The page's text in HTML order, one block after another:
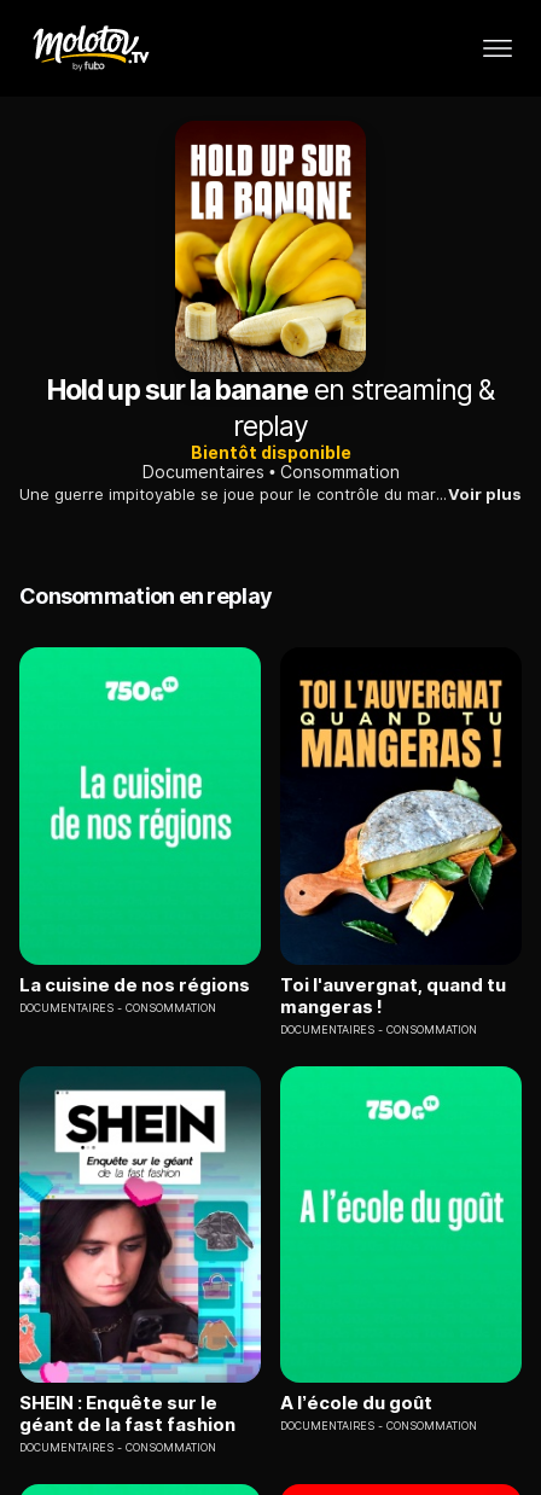
Hold up sur la bananeen streaming &
replay
Bientôt disponible
Documentaires
Consommation
Une guerre impitoyable se joue pour le contrôle du marché de la banane, un fruit tropical sain, très populaire et qui rapporte des milliards.Voir plus
Consommation en replay
La cuisine de nos régions
DOCUMENTAIRES CONSOMMATION
Toi l'auvergnat, quand tu
mangeras !
DOCUMENTAIRES CONSOMMATION
SHEIN : Enquête sur le
géant de la fast fashion
DOCUMENTAIRES CONSOMMATION
A l’école du goût
DOCUMENTAIRES CONSOMMATION